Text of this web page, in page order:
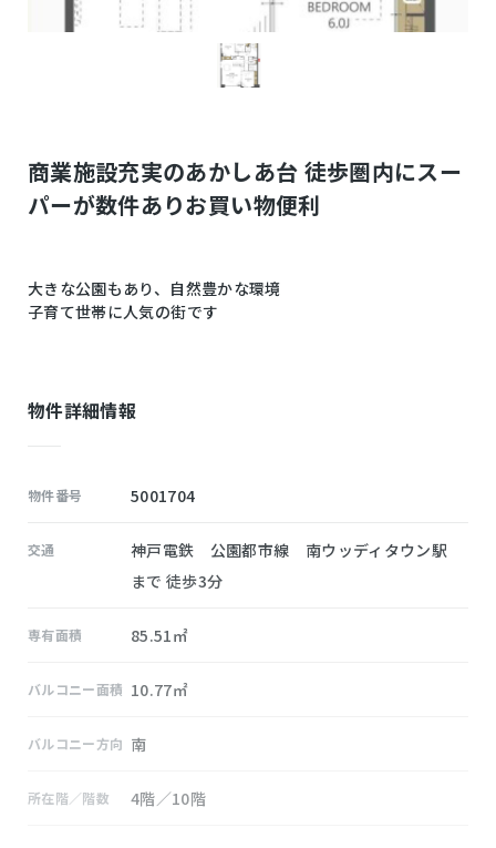
商業施設充実のあかしあ台 徒歩圏内にスー
パーが数件ありお買い物便利
大きな公園もあり、自然豊かな環境
子育て世帯に人気の街です
物件詳細情報
物件番号 5001704
交通
神戸電鉄 公園都市線 南ウッディタウン駅
まで 徒歩3分
専有面積 85.51㎡
バルコニー面積 10.77㎡
バルコニー方向 南
所在階／階数 4階／10階